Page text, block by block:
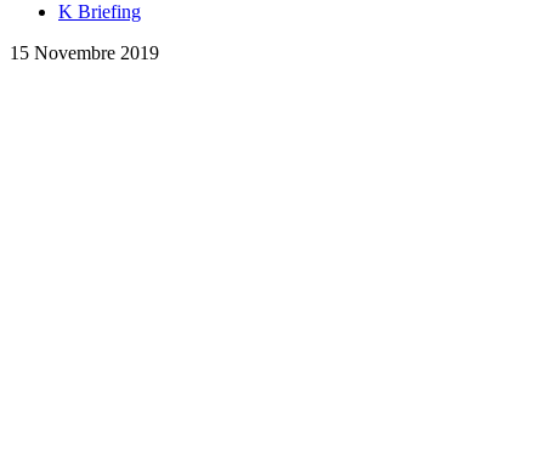
K Briefing
15 Novembre 2019